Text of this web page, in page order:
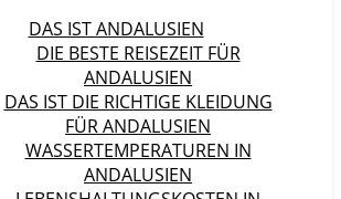
DAS IST ANDALUSIEN
DIE BESTE REISEZEIT FÜR
ANDALUSIEN
DAS IST DIE RICHTIGE KLEIDUNG
FÜR ANDALUSIEN
WASSERTEMPERATUREN IN
ANDALUSIEN